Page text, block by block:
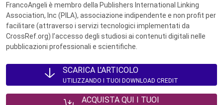
FrancoAngeli è membro della Publishers International Linking
Association, Inc (PILA), associazione indipendente e non profit per
facilitare (attraverso i servizi tecnologici implementati da
CrossRef.org) l’accesso degli studiosi ai contenuti digitali nelle
pubblicazioni professionali e scientifiche.
SCARICA L'ARTICOLO
UTILIZZANDO I TUOI DOWNLOAD CREDIT
ACQUISTA QUI I TUOI